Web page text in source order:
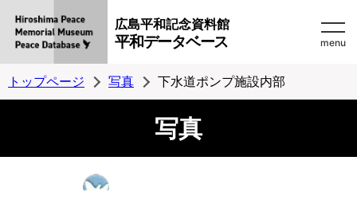
広島平和記念資料館
平和データベース menu
トップページ 写真 下水道ポンプ施設内部
写真